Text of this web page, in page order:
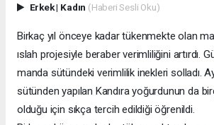
Erkek| Kadın (Haberi Sesli Oku)
Birkaç yıl önceye kadar tükenmekte olan
ıslah projesiyle beraber verimliliğini artırdı.
manda sütündeki verimlilik inekleri solladı.
sütünden yapılan Kandıra yoğurdunun da
olduğu için sıkça tercih edildiği öğrenildi.